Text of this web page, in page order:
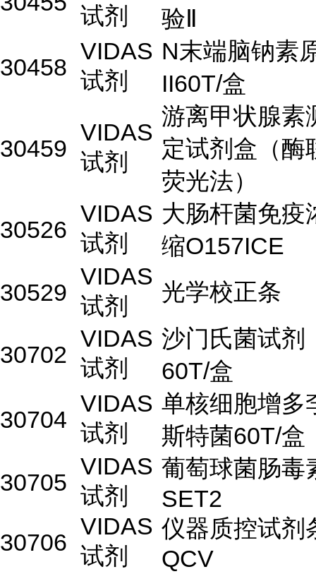
试剂
验Ⅱ
30458
VIDAS
试剂
N末端脑钠素
II60T/盒
30459
VIDAS
试剂
游离甲状腺素
定试剂盒（酶
荧光法）
30526
VIDAS
试剂
大肠杆菌免疫
缩O157ICE
30529
VIDAS
试剂
光学校正条
30702
VIDAS
试剂
沙门氏菌试剂
60T/盒
30704
VIDAS
试剂
单核细胞增多
斯特菌60T/盒
30705
VIDAS
试剂
葡萄球菌肠毒
SET2
30706
VIDAS
试剂
仪器质控试剂
QCV